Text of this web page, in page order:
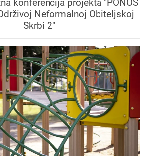
konferencija projekta "PONOS
Neformalnoj Obiteljskoj
Skrbi 2"